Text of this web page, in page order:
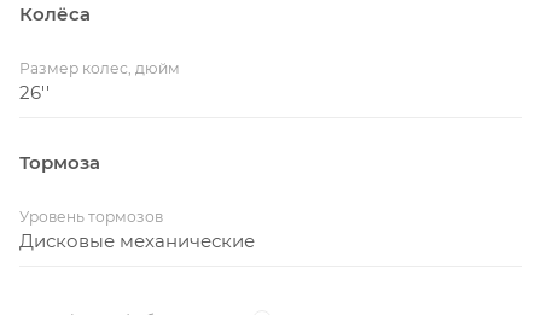
Колёса
Размер колес, дюйм
26''
Тормоза
Уровень тормозов
Дисковые механические